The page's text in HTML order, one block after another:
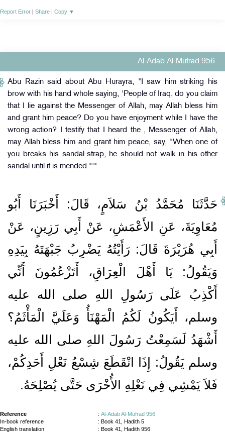
Report Error Share Copy ▼
Al-Adab Al-Mufrad 956
Abu Razin said about Abu Hurayra, "I saw him striking his
brow with his hand whole saying, 'People of Iraq, do you claim
that I lie against the Messenger of Allah, may Allah bless him
and grant him peace? Do you have enjoyment while I have the
wrong action? I testify that I heard the , Messenger of Allah,
may Allah bless him and grant him peace, say, "When one of
you breaks his sandal-strap, he should not walk in his other
sandal until it is mended."'"
حَدَّثَنَا مُحَمَّدُ بْنُ سَلاَمٍ، قَالَ‏:‏ أَخْبَرَنَا أَبُو
مُعَاوِيَةَ، عَنِ الأَعْمَشِ، عَنْ أَبِي رَزِينٍ، عَنْ
أَبِي هُرَيْرَةَ قَالَ‏:‏ رَأَيْتُهُ يَضْرِبُ جَبْهَتَهُ بِيَدِهِ
وَيَقُولُ‏:‏ يَا أَهْلَ الْعِرَاقِ، أَتَزْعُمُونَ أَنِّي
أَكْذِبُ عَلَى رَسُولِ اللهِ صلى الله عليه
وسلم، أَيَكُونُ لَكُمُ الْمَهْنَأُ وَعَلَيَّ الْمَأْثَمُ‏؟‏
أَشْهَدُ لَسَمِعْتُ رَسُولَ اللهِ صلى الله عليه
وسلم يَقُولُ‏:‏ إِذَا انْقَطَعَ شِسْعُ نَعْلِ أَحَدِكُمْ،
فَلاَ يَمْشِي فِي نَعْلِهِ الأُخْرَى حَتَّى يُصْلِحَهُ‏.‏
Reference : Al-Adab Al-Mufrad 956
In-book reference
: Book 41, Hadith 5
English translation
: Book 41, Hadith 956